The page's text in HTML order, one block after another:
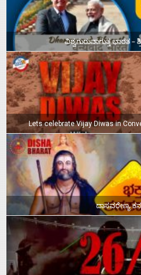
ವಿಶ್ವಗುರುವಾಗುತ್ತ ಭಾರತ –
Lets celebrate Vijay Diwas in
ದಾಸವರೇಣ್ಯ